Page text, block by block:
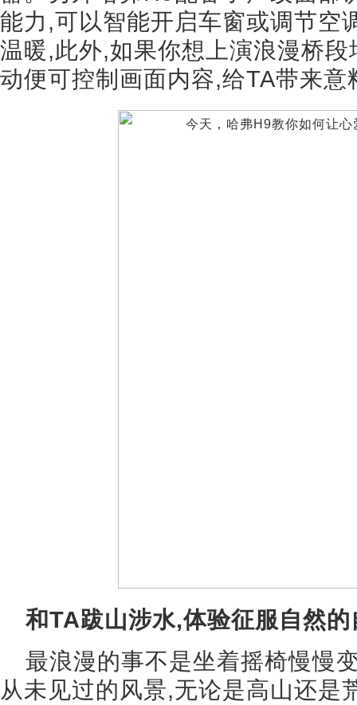
能力,可以智能开启车窗或调节空
温暖,此外,如果你想上演浪漫桥
动便可控制画面内容,给TA带来意
和TA跋山涉水,体验征服自然的
最浪漫的事不是坐着摇椅慢慢
从未见过的风景,无论是高山还是